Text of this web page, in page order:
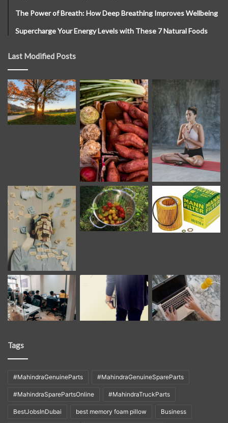
The Power of Breath: How Deep Breathing Improves Wellbeing
Supercharge Your Energy Levels with These 7 Natural Foods
Last Modified Posts
Tags
#MahindraGenuineParts #MahindraGenuineSpareParts
#MahindraSparePartsOnline #MahindraTruckParts
BestJobsInDubai best memory foam pillow Business